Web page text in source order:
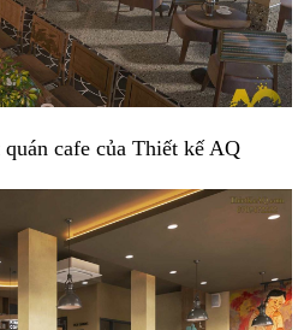
cafe của Thiết kế AQ